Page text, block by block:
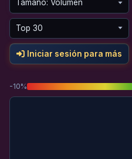
Iniciar sesión para más
-10%